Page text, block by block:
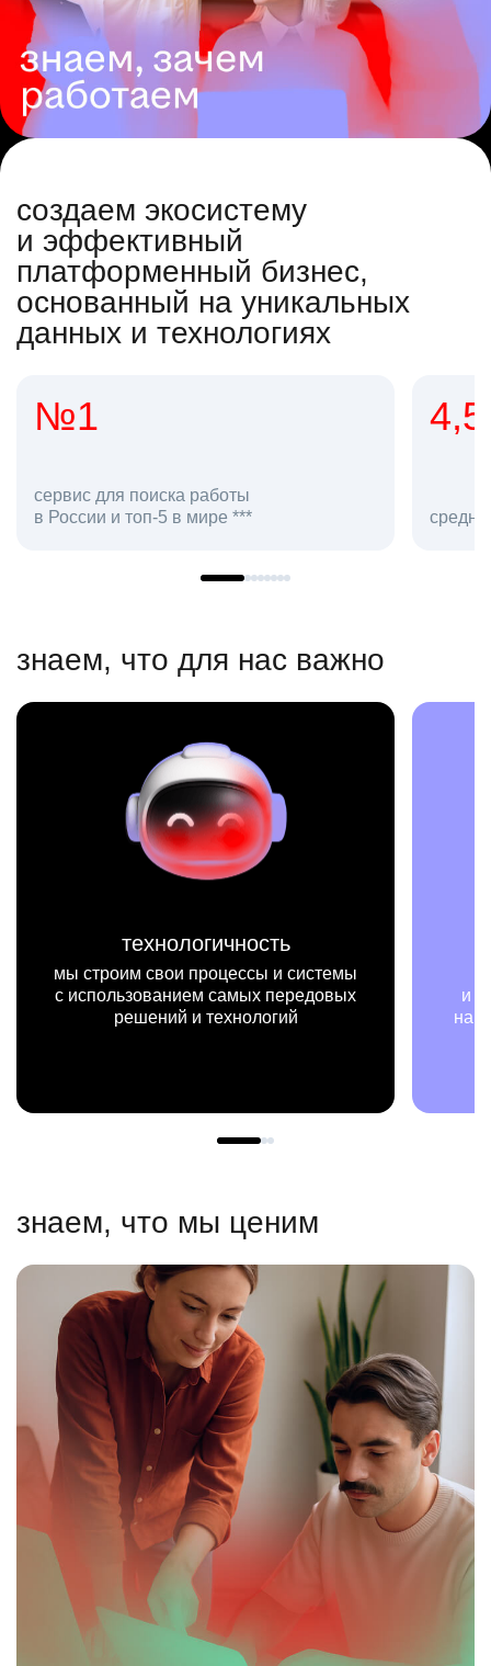
создаем экосистему
и эффективный
платформенный бизнес,
основанный на уникальных
данных и технологиях
4,5
средняя оценка hh.ru как работодателя **
в
знаем, что для нас важно
миссия
мы на конкретных цифрах
и примерах видим, как результаты
нашей работы меняют жизни людей
знаем, что мы ценим